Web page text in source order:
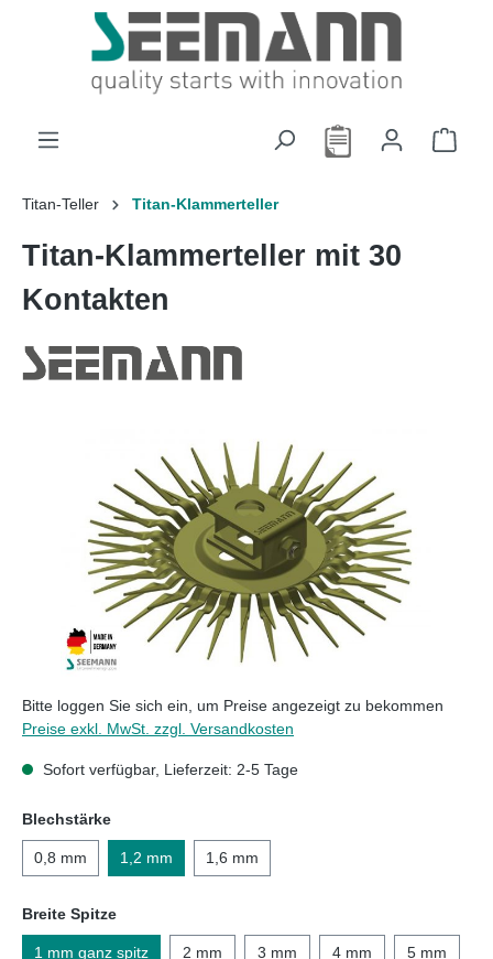
springen
Titan-Teller Titan-Klammerteller
Titan-Klammerteller mit 30
Kontakten
Bitte loggen Sie sich ein, um Preise angezeigt zu bekommen
Preise exkl. MwSt. zzgl. Versandkosten
Sofort verfügbar, Lieferzeit: 2-5 Tage
Blechstärkeauswählen
0,8 mm 1,2 mm 1,6 mm
Breite Spitzeauswählen
1 mm ganz spitz 2 mm 3 mm 4 mm 5 mm